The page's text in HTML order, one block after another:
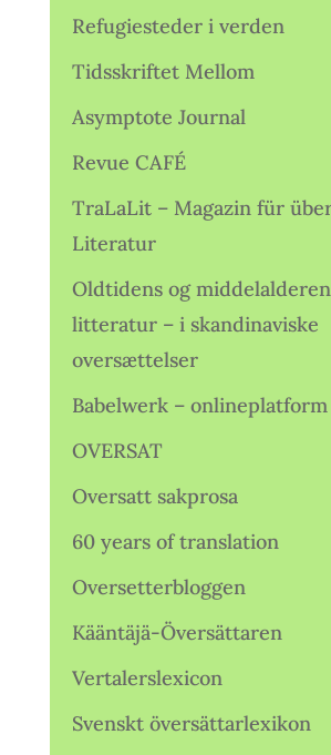
Refugiesteder i verden
Tidsskriftet Mellom
Asymptote Journal
Revue CAFÉ
TraLaLit – Magazin für
Literatur
Oldtidens og
litteratur – i skandinaviske
oversættelser
Babelwerk – onlineplatform
OVERSAT
Oversatt sakprosa
60 years of translation
Oversetterbloggen
Kääntäjä-Översättaren
Vertalerslexicon
Svenskt översättarlexikon